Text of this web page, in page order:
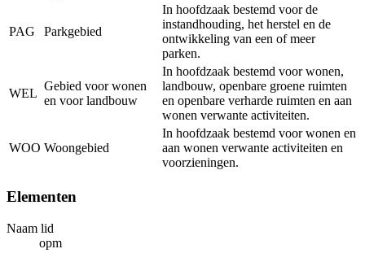
PAG Parkgebied
In hoofdzaak bestemd voor de
instandhouding, het herstel en de
ontwikkeling van een of meer
parken.
WEL
Gebied voor wonen
en voor landbouw
In hoofdzaak bestemd voor wonen,
landbouw, openbare groene ruimten
en openbare verharde ruimten en aan
wonen verwante activiteiten.
WOO Woongebied
In hoofdzaak bestemd voor wonen en
aan wonen verwante activiteiten en
voorzieningen.
Elementen
Naam lid
opm